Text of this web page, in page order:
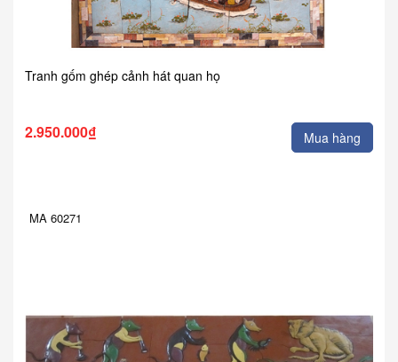
Tranh gốm ghép cảnh hát quan họ
2.950.000₫ Mua hàng
MA 60271